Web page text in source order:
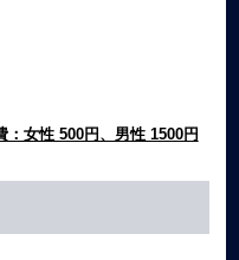
女性 500円、男性 1500円